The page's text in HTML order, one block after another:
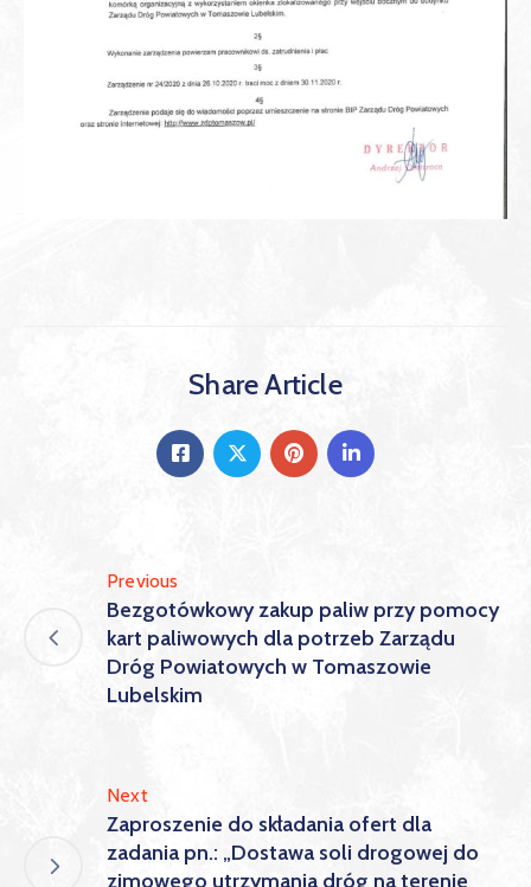
Share Article
Previous
Bezgotówkowy zakup paliw przy pomocy
kart paliwowych dla potrzeb Zarządu
Dróg Powiatowych w Tomaszowie
Lubelskim
Next
Zaproszenie do składania ofert dla
zadania pn.: „Dostawa soli drogowej do
zimowego utrzymania dróg na terenie